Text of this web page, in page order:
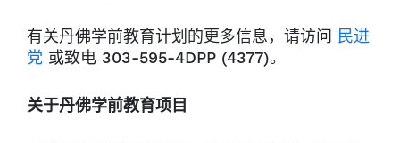
有关丹佛学前教育计划的更多信息，请访问 民进
党 或致电 303-595-4DPP (4377)。
关于丹佛学前教育项目